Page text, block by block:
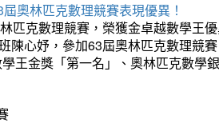
奧林匹克數理競賽表現優異！
匹克數理競賽，榮獲金卓越數學王
陳心妤，參加63屆奧林匹克數理競
王金獎「第一名」、奧林匹克數學